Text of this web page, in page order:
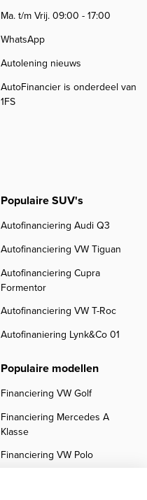
Ma. t/m Vrij. 09:00 - 17:00
WhatsApp
Autolening nieuws
AutoFinancier is onderdeel van
1FS
Populaire SUV's
Autofinanciering Audi Q3
Autofinanciering VW Tiguan
Autofinanciering Cupra
Formentor
Autofinanciering VW T-Roc
Autofinaniering Lynk&Co 01
Populaire modellen
Financiering VW Golf
Financiering Mercedes A
Klasse
Financiering VW Polo